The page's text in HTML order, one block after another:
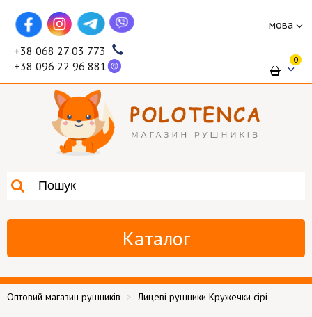
мова
+38 068 27 03 773
+38 096 22 96 881
0
Каталог
Оптовий магазин рушників Лицеві рушники Кружечки сірі